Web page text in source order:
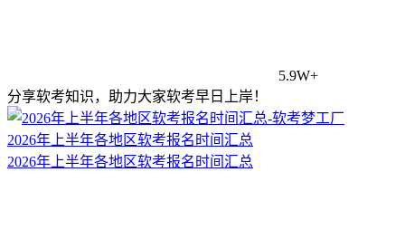
5.9W+
分享软考知识，助力大家软考早日上岸！
2026年上半年各地区软考报名时间汇总
2026年上半年各地区软考报名时间汇总